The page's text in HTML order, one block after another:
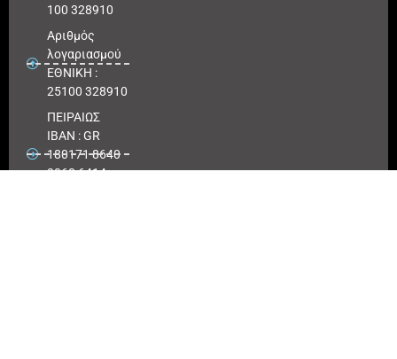
100 328910
Αριθμός
λογαριασμού
ΕΘΝΙΚΗ :
25100 328910
ΠΕΙΡΑΙΩΣ
IBAN : GR
180171 8640
0068 6414